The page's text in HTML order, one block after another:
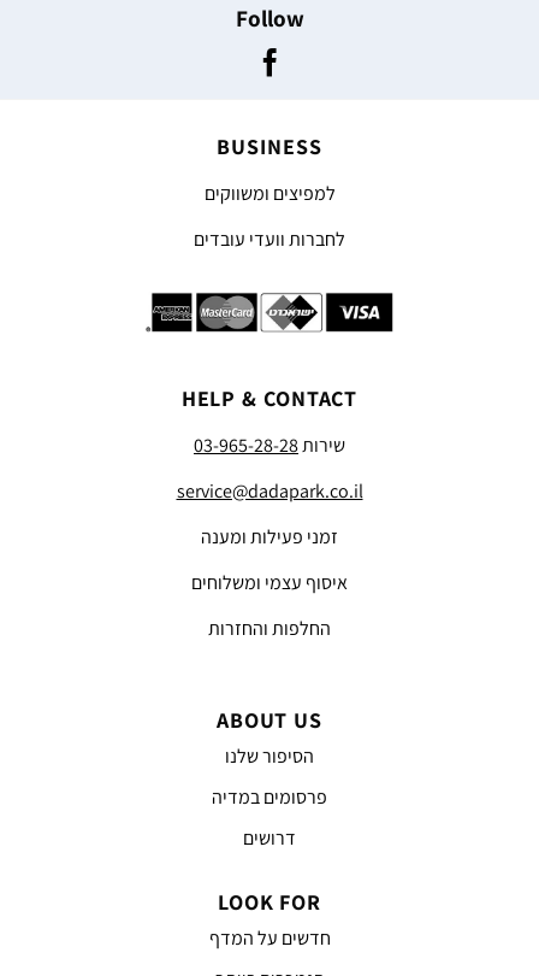
Follow
BUSINESS
למפיצים ומשווקים
לחברות וועדי עובדים
HELP & CONTACT
שירות03-965-28-28
service@dadapark.co.il
זמני פעילות ומענה
איסוף עצמי ומשלוחים
החלפות והחזרות
ABOUT US
הסיפור שלנו
פרסומים במדיה
דרושים
LOOK FOR
חדשים על המדף